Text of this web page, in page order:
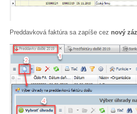
Preddavková faktúra sa zapíše cez nový